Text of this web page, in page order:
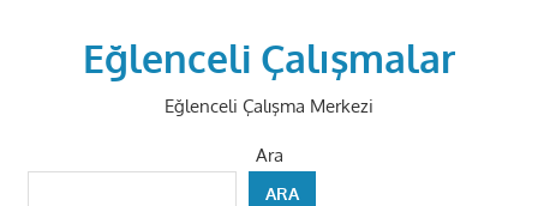
Eğlenceli Çalışmalar
Eğlenceli Çalışma Merkezi
Ara
ARA